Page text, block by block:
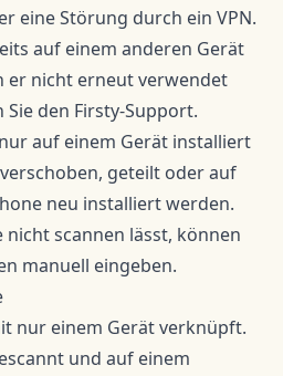
eine Störung durch ein VPN.
auf einem anderen Gerät
er nicht erneut verwendet
den Firsty-Support.
auf einem Gerät installiert
geteilt oder auf
neu installiert werden.
nicht scannen lässt, können
manuell eingeben.
nur einem Gerät verknüpft.
und auf einem